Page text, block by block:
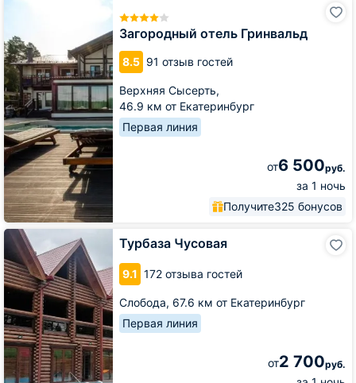
Загородный отель Гринвальд
8.5 91 отзыв гостей
Верхняя Сысерть,
46.9 км от Екатеринбург
Первая линия
от6 500руб.
за 1 ночь
Получите325 бонусов
Турбаза Чусовая
9.1 172 отзыва гостей
Слобода, 67.6 км от Екатеринбург
Первая линия
от2 700руб.
Турбаза
Чусовая